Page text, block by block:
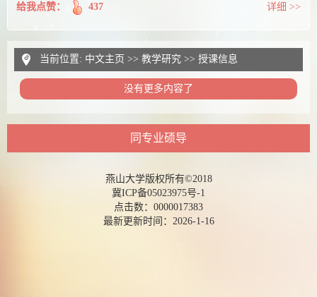
给我点赞： 437 详细 >>
当前位置: 中文主页 >> 教学研究 >> 授课信息
没有更多内容了
同专业硕导
燕山大学版权所有©2018
冀ICP备05023975号-1
点击数： 0000017383
最新更新时间： 2026-1-16